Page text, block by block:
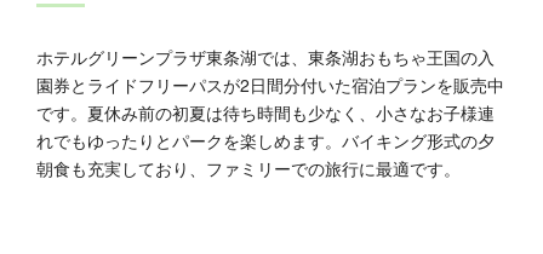
ホテルグリーンプラザ東条湖では、東条湖おもちゃ王国の入
園券とライドフリーパスが2日間分付いた宿泊プランを販売中
です。夏休み前の初夏は待ち時間も少なく、小さなお子様連
れでもゆったりとパークを楽しめます。バイキング形式の夕
朝食も充実しており、ファミリーでの旅行に最適です。